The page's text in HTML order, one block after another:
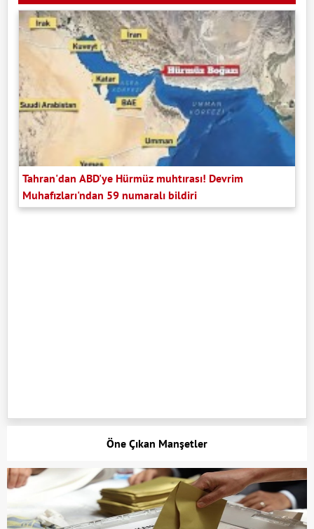
Tahran'dan ABD'ye Hürmüz muhtırası! Devrim
Muhafızları'ndan 59 numaralı bildiri
Öne Çıkan Manşetler